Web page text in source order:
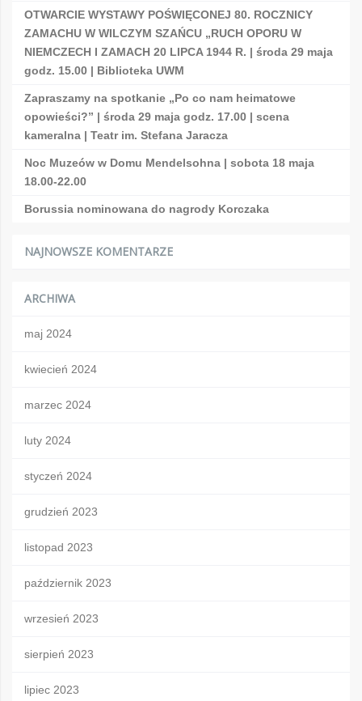
OTWARCIE WYSTAWY POŚWIĘCONEJ 80. ROCZNICY
ZAMACHU W WILCZYM SZAŃCU „RUCH OPORU W
NIEMCZECH I ZAMACH 20 LIPCA 1944 R. | środa 29 maja
godz. 15.00 | Biblioteka UWM
Zapraszamy na spotkanie „Po co nam heimatowe
opowieści?” | środa 29 maja godz. 17.00 | scena
kameralna | Teatr im. Stefana Jaracza
Noc Muzeów w Domu Mendelsohna | sobota 18 maja
18.00-22.00
Borussia nominowana do nagrody Korczaka
NAJNOWSZE KOMENTARZE
ARCHIWA
maj 2024
kwiecień 2024
marzec 2024
luty 2024
styczeń 2024
grudzień 2023
listopad 2023
październik 2023
wrzesień 2023
sierpień 2023
lipiec 2023